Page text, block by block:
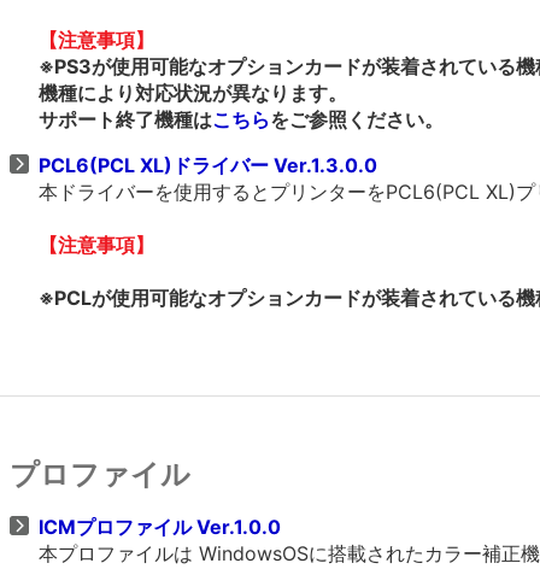
【注意事項】
※PS3が使用可能なオプションカードが装着されている
機種により対応状況が異なります。
サポート終了機種はこちらをご参照ください。
PCL6(PCL XL)ドライバー Ver.1.3.0.0
本ドライバーを使用するとプリンターをPCL6(PCL XL)
【注意事項】
※PCLが使用可能なオプションカードが装着されている
プロファイル
ICMプロファイル Ver.1.0.0
本プロファイルは WindowsOSに搭載されたカラー補正